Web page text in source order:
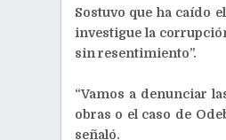
Sostuvo que ha caído
investigue la
sin resentimiento”.
“Vamos a denunciar
obras o el caso de
señaló.